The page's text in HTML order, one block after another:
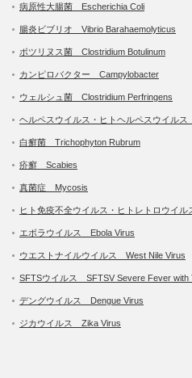
病原性大腸菌 Escherichia Coli
腸炎ビブリオ Vibrio Barahaemolyticus
ボツリヌス菌 Clostridium Botulinum
カンピロバクター Campylobacter
ウェルシュ菌 Clostridium Perfringens
ヘルペスウイルス・ヒトヘルペスウイル
白癬菌 Trichophyton Rubrum
疥癬 Scabies
真菌症 Mycosis
ヒト免疫不全ウイルス・ヒトレトロウイ
エボラウイルス Ebola Virus
ウエストナイルウイルス West Nile Virus
SFTSウイルス SFTSV Severe Fever with
デングウイルス Dengue Virus
ジカウイルス Zika Virus